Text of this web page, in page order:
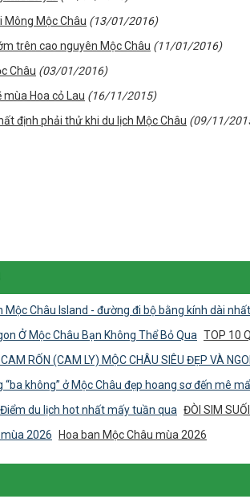
Mông Mộc Châu (13/01/2016)
trên cao nguyên Mộc Châu (11/01/2016)
Châu (03/01/2016)
mùa Hoa cỏ Lau (16/11/2015)
định phải thử khi du lịch Mộc Châu (09/11/
TOP 10
ĐÒI SIM
Hoa ban Mộc Châu mùa 2026